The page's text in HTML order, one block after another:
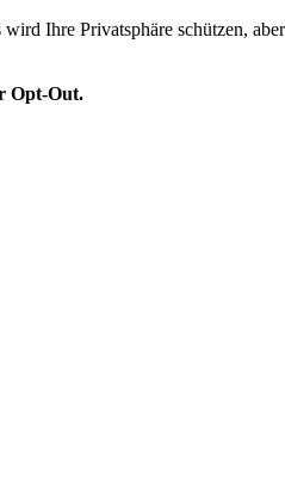
Ihre Privatsphäre schützen,
Opt-Out.